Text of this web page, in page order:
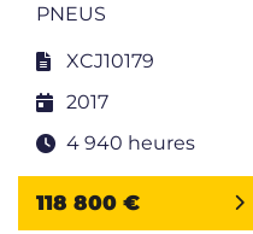
PNEUS
XCJ10179
2017
4 940 heures
118 800 €